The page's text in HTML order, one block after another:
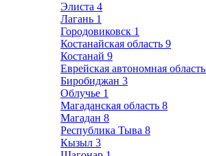
Элиста 4
Лагань 1
Городовиковск 1
Костанайская область 9
Костанай 9
Еврейская автономная область
Биробиджан 3
Облучье 1
Магаданская область 8
Магадан 8
Республика Тыва 8
Кызыл 3